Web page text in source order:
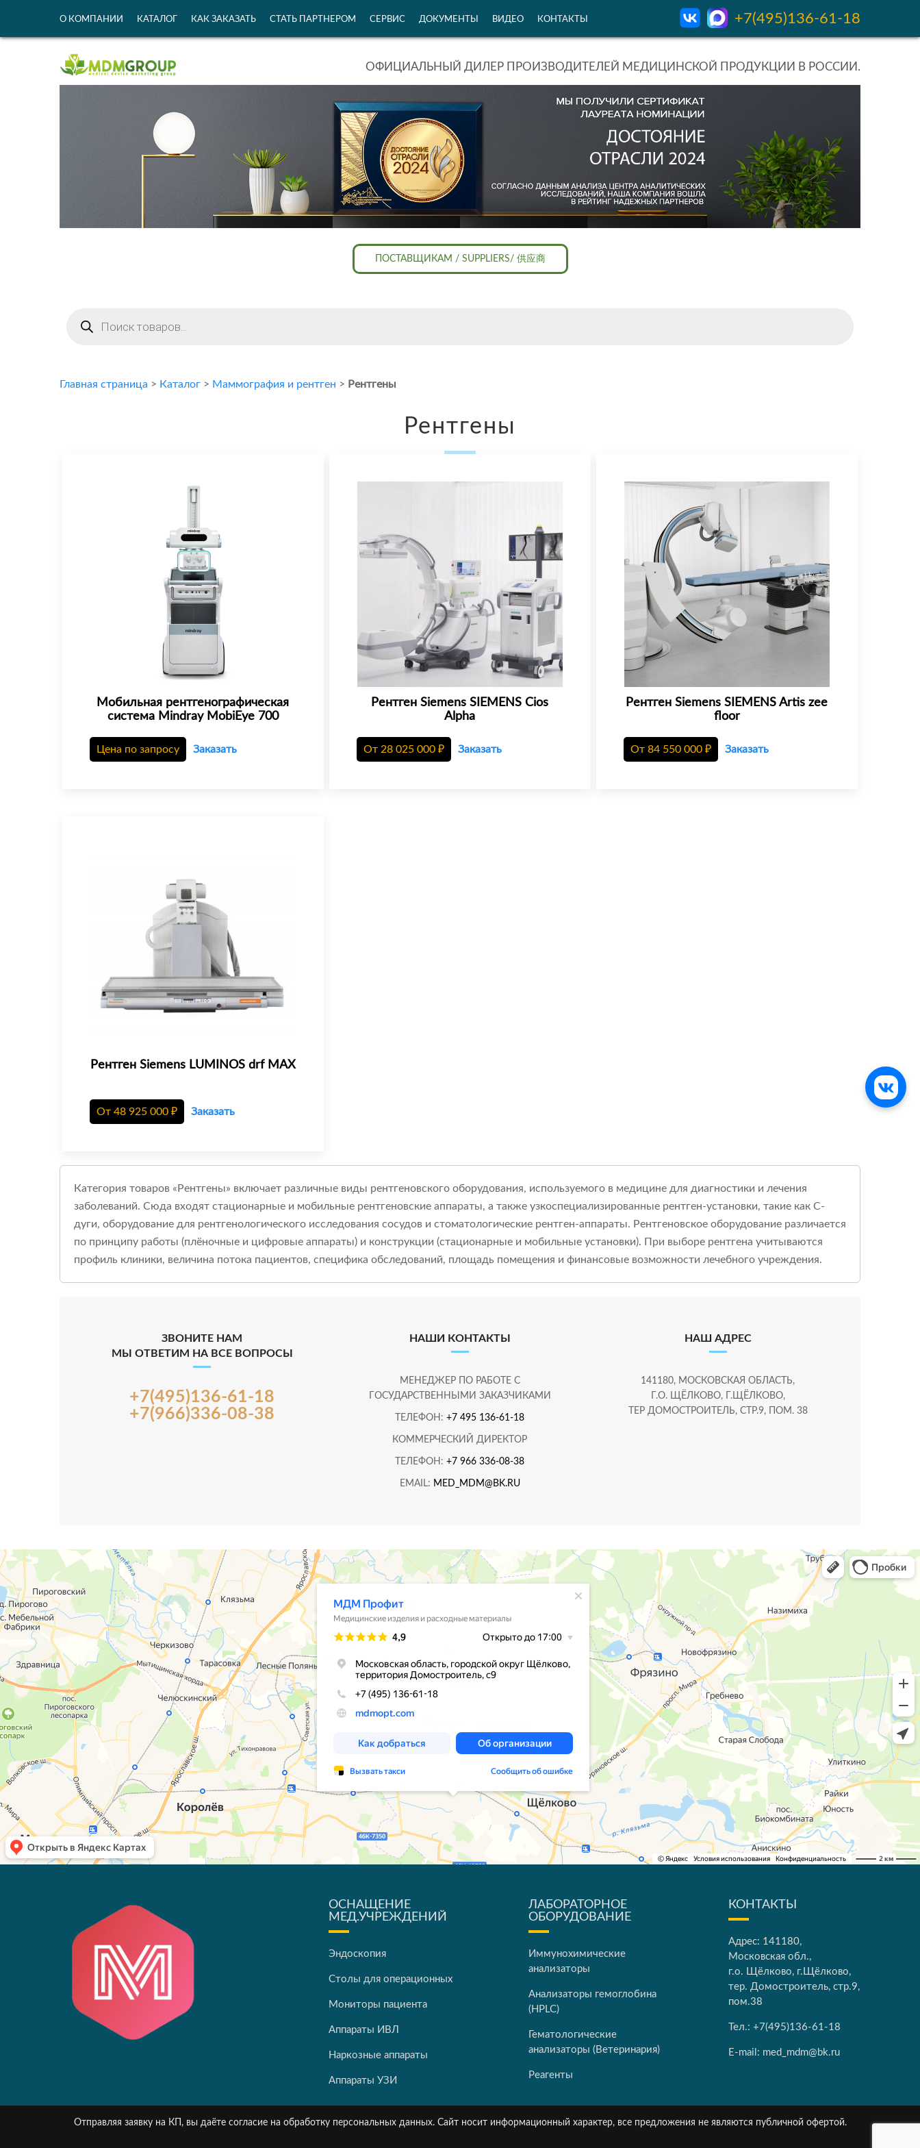
О КОМПАНИИ КАТАЛОГ КАК ЗАКАЗАТЬ СТАТЬ ПАРТНЕРОМ СЕРВИС ДОКУМЕНТЫ ВИДЕО КОНТАКТЫ +7(495)136-61-18
ОФИЦИАЛЬНЫЙ ДИЛЕР ПРОИЗВОДИТЕЛЕЙ МЕДИЦИНСКОЙ ПРОДУКЦИИ В РОССИИ.
ПОСТАВЩИКАМ / SUPPLIERS/ 供应商
товаров
Главная страница > Каталог > Маммография и рентген > Рентгены
Рентгены
Мобильная рентгенографическая
система Mindray MobiEye 700
Цена по запросу Заказать
Рентген Siemens SIEMENS Cios
Alpha
От 28 025 000 ₽ Заказать
Рентген Siemens SIEMENS Artis zee
floor
От 84 550 000 ₽ Заказать
Рентген Siemens LUMINOS drf MAX
От 48 925 000 ₽ Заказать
Категория товаров «Рентгены» включает различные виды рентгеновского оборудования, используемого в медицине для диагностики и лечения
заболеваний. Сюда входят стационарные и мобильные рентгеновские аппараты, а также узкоспециализированные рентген-установки, такие как С-
дуги, оборудование для рентгенологического исследования сосудов и стоматологические рентген-аппараты. Рентгеновское оборудование различается
по принципу работы (плёночные и цифровые аппараты) и конструкции (стационарные и мобильные установки). При выборе рентгена учитываются
профиль клиники, величина потока пациентов, специфика обследований, площадь помещения и финансовые возможности лечебного учреждения.
ЗВОНИТЕ НАМ
МЫ ОТВЕТИМ НА ВСЕ ВОПРОСЫ
+7(495)136-61-18
+7(966)336-08-38
НАШИ КОНТАКТЫ
МЕНЕДЖЕР ПО РАБОТЕ С
ГОСУДАРСТВЕННЫМИ ЗАКАЗЧИКАМИ
ТЕЛЕФОН:+7 495 136-61-18
КОММЕРЧЕСКИЙ ДИРЕКТОР
ТЕЛЕФОН:+7 966 336-08-38
EMAIL: MED_MDM@BK.RU
НАШ АДРЕС
141180, МОСКОВСКАЯ ОБЛАСТЬ,
Г.О. ЩЁЛКОВО, Г.ЩЁЛКОВО,
ТЕР ДОМОСТРОИТЕЛЬ, СТР.9, ПОМ. 38
ОСНАЩЕНИЕ
МЕД.УЧРЕЖДЕНИЙ
Эндоскопия
Столы для операционных
Мониторы пациента
Аппараты ИВЛ
Наркозные аппараты
Аппараты УЗИ
ЛАБОРАТОРНОЕ
ОБОРУДОВАНИЕ
Иммунохимические
анализаторы
Анализаторы гемоглобина
(HPLC)
Гематологические
анализаторы (Ветеринария)
Реагенты
КОНТАКТЫ
Адрес: 141180,
Московская обл.,
г.о. Щёлково, г.Щёлково,
тер. Домостроитель, стр.9,
пом.38
Тел.:+7(495)136-61-18
E-mail: med_mdm@bk.ru
Отправляя заявку на КП, вы даёте согласие на обработку персональных данных. Сайт носит информационный характер, все предложения не являются публичной офертой.